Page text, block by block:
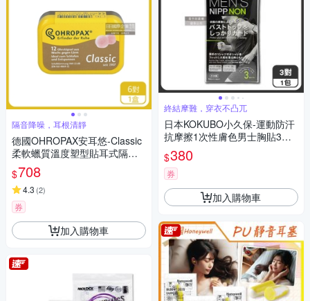
隔音降噪，耳根清靜
德國OHROPAX安耳悠-Classic
柔軟蠟質溫度塑型貼耳式隔音
耳塞6對/黃盒(SNR 22dB降噪
規格,CE歐盟認證,靜音舒適保
護聽力,凡士林親膚耳塞)
$708
4.3 (2)
券
加入購物車
終結摩難，穿衣不凸兀
日本KOKUBO小久保-運動防汗
抗摩擦1次性膚色男士胸貼3對/
包KH-052(健身防水透氣圓形防
護貼片,穿搭無痕隱形乳貼,輕薄
遮色防凸點紳士貼)
$380
券
加入購物車